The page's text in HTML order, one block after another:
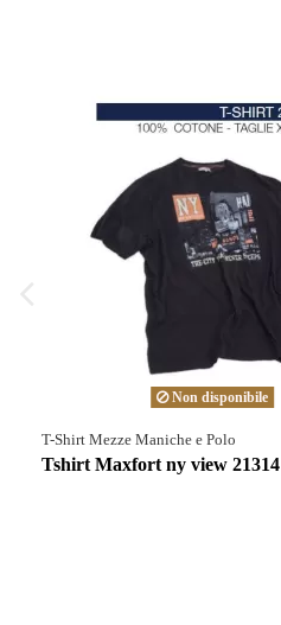
Non disponibile
T-Shirt Mezze Maniche e Polo
Tshirt Maxfort ny view 21314